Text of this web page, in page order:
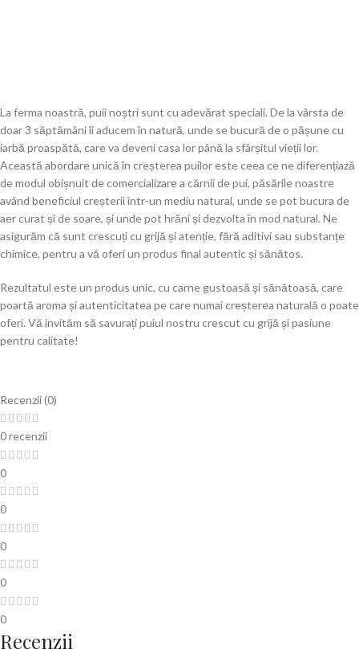
La ferma noastră, puii noștri sunt cu adevărat speciali. De la vârsta de
doar 3 săptămâni îi aducem în natură, unde se bucură de o pășune cu
iarbă proaspătă, care va deveni casa lor până la sfârșitul vieții lor.
Această abordare unică în creșterea puilor este ceea ce ne diferențiază
de modul obișnuit de comercializare a cărnii de pui, păsările noastre
având beneficiul creșterii într-un mediu natural, unde se pot bucura de
aer curat și de soare, și unde pot hrăni și dezvolta în mod natural. Ne
asigurăm că sunt crescuți cu grijă și atenție, fără aditivi sau substanțe
chimice, pentru a vă oferi un produs final autentic și sănătos.
Rezultatul este un produs unic, cu carne gustoasă și sănătoasă, care
poartă aroma și autenticitatea pe care numai creșterea naturală o poate
oferi. Vă invităm să savurați puiul nostru crescut cu grijă și pasiune
pentru calitate!
Recenzii (0)
0 recenzii
0
0
0
0
0
Recenzii